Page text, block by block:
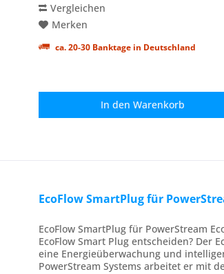
Vergleichen
Merken
ca. 20-30 Banktage in Deutschland
In den Warenkorb
EcoFlow SmartPlug für
EcoFlow SmartPlug für PowerStream
EcoFlow Smart Plug entscheiden? Der
eine Energieüberwachung und
PowerStream Systems arbeitet er mit